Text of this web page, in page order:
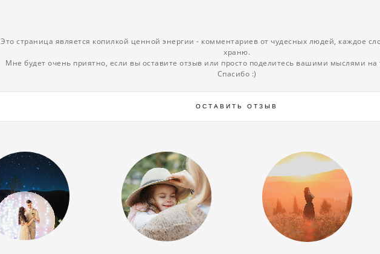
Это страница является копилкой ценной энергии - комментариев от чудесных людей, каждое
храню.
Мне будет очень приятно, если вы оставите отзыв или просто поделитесь вашими мыслями на
Спасибо :)
ОСТАВИТЬ ОТЗЫВ